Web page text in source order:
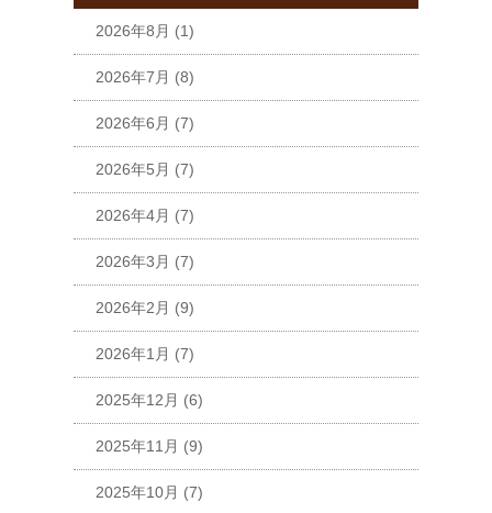
2026年8月 (1)
2026年7月 (8)
2026年6月 (7)
2026年5月 (7)
2026年4月 (7)
2026年3月 (7)
2026年2月 (9)
2026年1月 (7)
2025年12月 (6)
2025年11月 (9)
2025年10月 (7)